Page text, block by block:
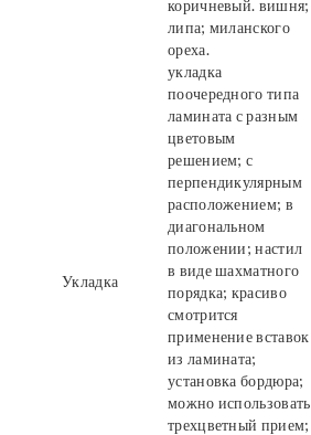
коричневый. вишня;
липа; миланского
ореха.
Укладка
укладка
поочередного типа
ламината с разным
цветовым
решением; с
перпендикулярным
расположением; в
диагональном
положении; настил
в виде шахматного
порядка; красиво
смотрится
применение вставок
из ламината;
установка бордюра;
можно использовать
трехцветный прием;